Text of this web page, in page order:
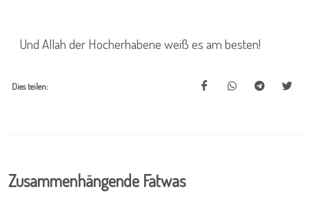
Und Allah der Hocherhabene weiß es am besten!
Dies teilen:
Zusammenhängende Fatwas